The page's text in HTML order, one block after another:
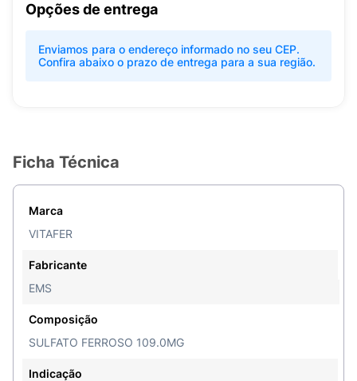
Opções de entrega
Enviamos para o endereço informado no seu CEP.
Confira abaixo o prazo de entrega para a sua região.
Ficha Técnica
Marca
VITAFER
Fabricante
EMS
Composição
SULFATO FERROSO 109.0MG
Indicação